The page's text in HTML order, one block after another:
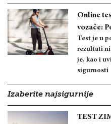
Online
vozače:
Test je u
rezultati
je, kao i
sigurnosti
Izaberite najsigurnije
TEST